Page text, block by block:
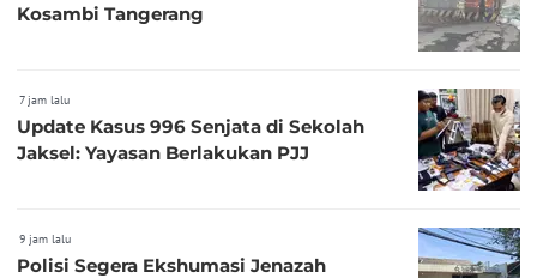
Kosambi Tangerang
7 jam lalu
Update Kasus 996 Senjata di Sekolah
Jaksel: Yayasan Berlakukan PJJ
9 jam lalu
Polisi Segera Ekshumasi Jenazah